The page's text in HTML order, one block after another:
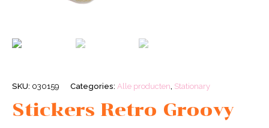
SKU: 030159 Categories: Alle producten Stationary
Stickers Retro Groovy